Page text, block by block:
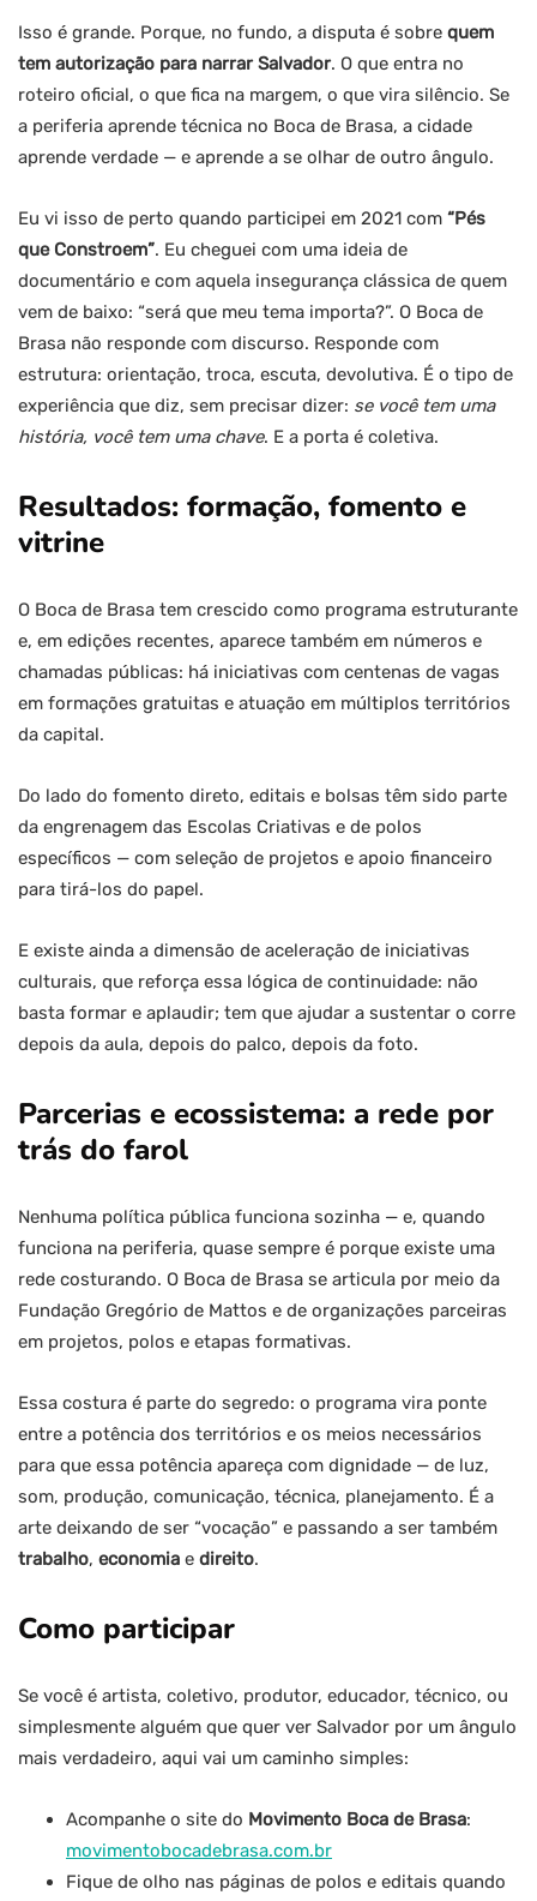
Isso é grande. Porque, no fundo, a disputa é sobre quem
tem autorização para narrar Salvador. O que entra no
roteiro oficial, o que fica na margem, o que vira silêncio. Se
a periferia aprende técnica no Boca de Brasa, a cidade
aprende verdade — e aprende a se olhar de outro ângulo.
Eu vi isso de perto quando participei em 2021 com “Pés
que Constroem”. Eu cheguei com uma ideia de
documentário e com aquela insegurança clássica de quem
vem de baixo: “será que meu tema importa?”. O Boca de
Brasa não responde com discurso. Responde com
estrutura: orientação, troca, escuta, devolutiva. É o tipo de
experiência que diz, sem precisar dizer: se você tem uma
história, você tem uma chave. E a porta é coletiva.
Resultados: formação, fomento e
vitrine
O Boca de Brasa tem crescido como programa estruturante
e, em edições recentes, aparece também em números e
chamadas públicas: há iniciativas com centenas de vagas
em formações gratuitas e atuação em múltiplos territórios
da capital.
Do lado do fomento direto, editais e bolsas têm sido parte
da engrenagem das Escolas Criativas e de polos
específicos — com seleção de projetos e apoio financeiro
para tirá-los do papel.
E existe ainda a dimensão de aceleração de iniciativas
culturais, que reforça essa lógica de continuidade: não
basta formar e aplaudir; tem que ajudar a sustentar o corre
depois da aula, depois do palco, depois da foto.
Parcerias e ecossistema: a rede por
trás do farol
Nenhuma política pública funciona sozinha — e, quando
funciona na periferia, quase sempre é porque existe uma
rede costurando. O Boca de Brasa se articula por meio da
Fundação Gregório de Mattos e de organizações parceiras
em projetos, polos e etapas formativas.
Essa costura é parte do segredo: o programa vira ponte
entre a potência dos territórios e os meios necessários
para que essa potência apareça com dignidade — de luz,
som, produção, comunicação, técnica, planejamento. É a
arte deixando de ser “vocação” e passando a ser também
trabalho, economia e direito.
Como participar
Se você é artista, coletivo, produtor, educador, técnico, ou
simplesmente alguém que quer ver Salvador por um ângulo
mais verdadeiro, aqui vai um caminho simples:
Acompanhe o site do Movimento Boca de Brasa:
movimentobocadebrasa.com.br
Fique de olho nas páginas de polos e editais quando